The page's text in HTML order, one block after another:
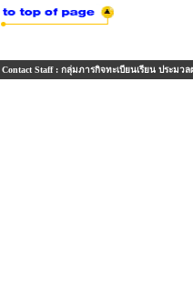
Contact Staff : กลุ่มภารกิจทะเบียนเรียน ประมวล